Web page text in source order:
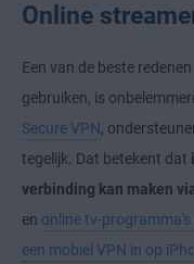
Online
Een van de beste
gebruiken, is
Secure VPN,
tegelijk. Dat betekent dat
verbinding kan maken
en online tv-programma's
een mobiel VPN in op